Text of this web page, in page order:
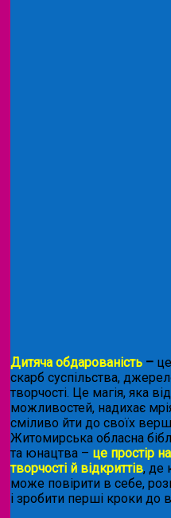
Дитяча обдарованість –
скарб суспільства,
творчості. Це магія, яка
можливостей, надихає
сміливо йти до своїх
Житомирська обласна
та юнацтва – це простір
творчості й відкриттів, де
може повірити в себе,
і зробити перші кроки до